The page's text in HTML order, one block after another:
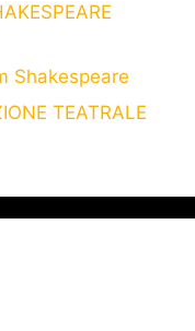
Shakespeare
TEATRALE